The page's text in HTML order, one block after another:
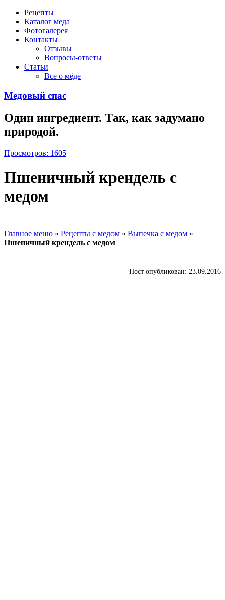
Рецепты
Каталог меда
Фотогалерея
Контакты
Отзывы
Вопросы-ответы
Статьи
Все о мёде
Медовый спас
Один ингредиент. Так, как задумано
природой.
Просмотров: 1605
Пшеничный крендель с
медом
Главное меню » Рецепты с медом » Выпечка с медом »
Пшеничный крендель с медом
Пост опубликован: 23.09.2016